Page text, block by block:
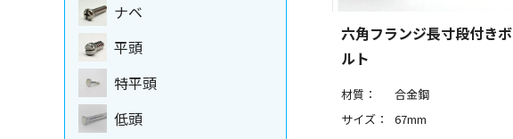
六角フランジ長寸段付きボ
ルト
材質：
合金鋼
サイズ：
67mm
ナベ
平頭
特平頭
低頭